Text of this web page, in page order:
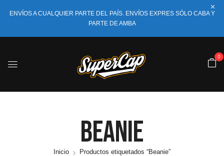
ENVÍOS A CUALQUIER PARTE DEL PAÍS. ENVÍOS EXPRES SÓLO CABA Y
PARTE DE AMBA
0
Beanie
Inicio Productos etiquetados “Beanie”